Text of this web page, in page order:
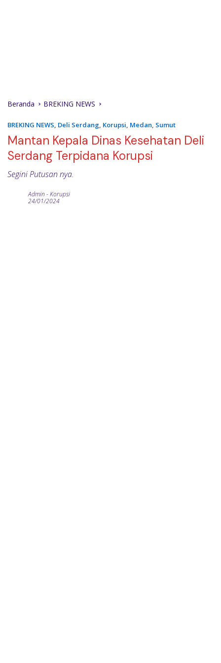
Beranda BREKING NEWS
BREKING NEWS, Deli Serdang, Korupsi, Medan, Sumut
Mantan Kepala Dinas Kesehatan Deli
Serdang Terpidana Korupsi
Segini Putusan nya.
Admin -Korupsi
24/01/2024